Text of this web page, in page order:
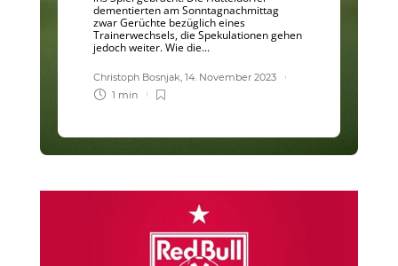
dementierten am Sonntagnachmittag
zwar Gerüchte bezüglich eines
Trainerwechsels, die Spekulationen gehen
jedoch weiter. Wie die...
Christoph Bosnjak 14. November 2023
1 min